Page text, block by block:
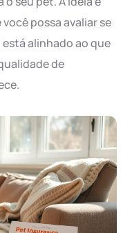
possa avaliar se
alinhado ao que
de